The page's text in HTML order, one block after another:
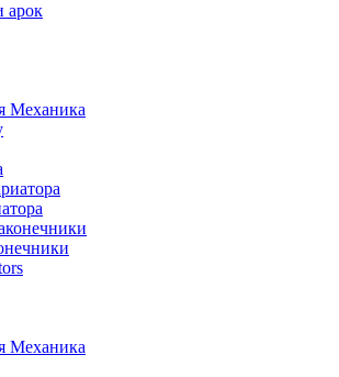
арок
Механика
Механика